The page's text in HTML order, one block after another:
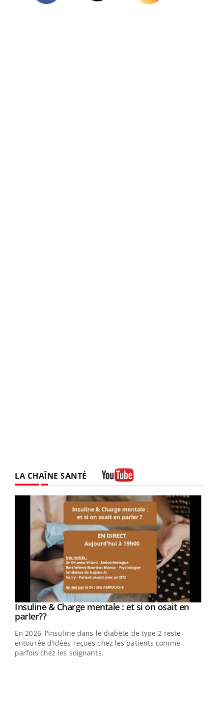
LA CHAÎNE SANTÉ
Youtube
Insuline & Charge mentale : et si on osait en
parler??Youtube
En 2026, l'insuline dans le diabète de type 2 reste
entourée d'idées reçues chez les patients comme
parfois chez les soignants.